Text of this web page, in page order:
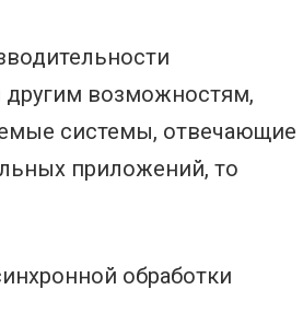
возможностям,
системы, отвечающие
приложений, то
обработки